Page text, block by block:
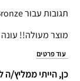
תגובות עבור Cheeky Bronze
מוצר מעולה!!
עוד פרטים
כן, הייתי ממליץ/